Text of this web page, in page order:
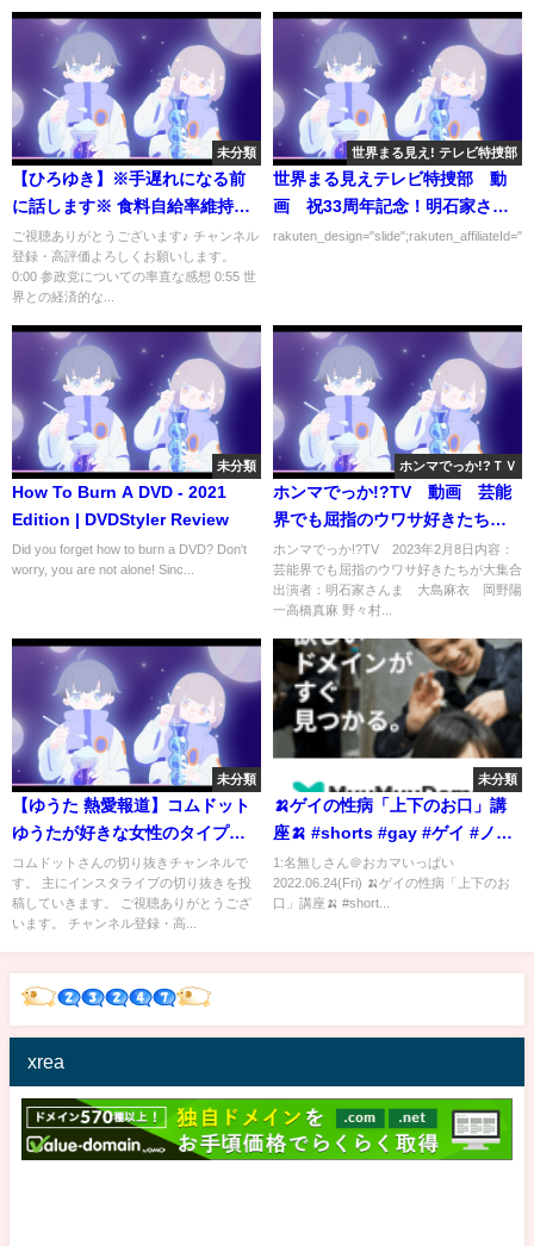
未分類
【ひろゆき】※手遅れになる前
に話します※ 食料自給率維持が
ヤバい理由【切り抜き 2ちゃんね
る 思考 論破 kirinuki きりぬき
hiroyuki 少子化 日本 選挙】
ご視聴ありがとうございます♪ チャンネル
登録・高評価よろしくお願いします。
0:00 参政党についての率直な感想 0:55 世
界との経済的な...
世界まる見え! テレビ特捜部
世界まる見えテレビ特捜部 動
画 祝33周年記念！明石家さん
ま襲来 3月27日
未分類
How To Burn A DVD - 2021
Edition | DVDStyler Review
Did you forget how to burn a DVD? Don't
worry, you are not alone! Sinc...
ホンマでっか!?ＴＶ
ホンマでっか!?TV 動画 芸能
界でも屈指のウワサ好きたちが
大集合 2月8日
ホンマでっか!?TV 2023年2月8日内容：
芸能界でも屈指のウワサ好きたちが大集合
出演者：明石家さんま 大島麻衣 岡野陽
一高橋真麻 野々村...
未分類
【ゆうた 熱愛報道】コムドット
ゆうたが好きな女性のタイプを
語る！【コムドット切り抜き/恋
愛/那須ほほみ】
コムドットさんの切り抜きチャンネルで
す。 主にインスタライブの切り抜きを投
稿していきます。 ご視聴ありがとうござ
います。 チャンネル登録・高...
未分類
🍌ゲイの性病「上下のお口」講
座🍌 #shorts #gay #ゲイ #ノー
カット
1:名無しさん＠おカマいっぱい
2022.06.24(Fri) 🍌ゲイの性病「上下のお
口」講座🍌 #short...
xrea